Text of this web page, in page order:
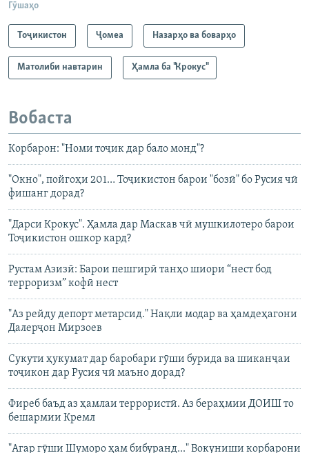
Гӯшаҳо
Тоҷикистон Ҷомeа Назарҳо ва боварҳо
Матолиби навтарин Ҳамла ба "Крокус"
Вобаста
Корбарон: "Номи тоҷик дар бало монд"?
"Окно", пойгоҳи 201… Тоҷикистон барои "бозӣ" бо Русия чӣ
фишанг дорад?
"Дарси Крокус". Ҳамла дар Маскав чӣ мушкилотеро барои
Тоҷикистон ошкор кард?
Рустам Азизӣ: Барои пешгирӣ танҳо шиори “нест бод
терроризм” кофӣ нест
"Аз рейду депорт метарсид." Нақли модар ва ҳамдеҳагони
Далерҷон Мирзоев
Сукути ҳукумат дар баробари гӯши бурида ва шиканҷаи
тоҷикон дар Русия чӣ маъно дорад?
Фиреб баъд аз ҳамлаи террористӣ. Аз бераҳмии ДОИШ то
бешармии Кремл
"Агар гӯши Шуморо ҳам бибуранд..." Вокуниши корбарони